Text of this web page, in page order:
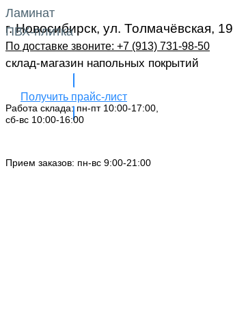
г. Новосибирск, ул. Толмачёвская, 19
По доставке звоните: +7 (913) 731-98-50‬
склад-магазин напольных покрытий
Получить прайс-лист
Работа склада: пн-пт 10:00-17:00,
сб-вс 10:00-16:00
Прием заказов: пн-вс 9:00-21:00
Ламинат
ПВХ-плитка